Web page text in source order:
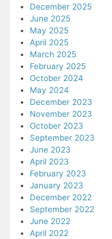
December 2025
June 2025
May 2025
April 2025
March 2025
February 2025
October 2024
May 2024
December 2023
November 2023
October 2023
September 2023
June 2023
April 2023
February 2023
January 2023
December 2022
September 2022
June 2022
April 2022